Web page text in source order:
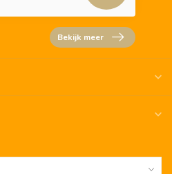
Bekijk meer